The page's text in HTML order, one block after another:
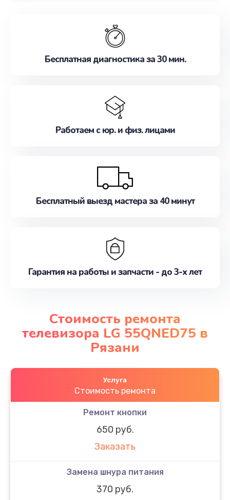
наилучшим образом. Не медлите записаться на
Бесплатная диагностика за 30 мин.
Работаем с юр. и физ. лицами
Бесплатный выезд мастера за 40 минут
Гарантия на работы и запчасти - до 3-х лет
Стоимость ремонта
телевизора LG 55QNED75 в
Рязани
Услуга
Стоимость ремонта
Ремонт кнопки
650 руб.
Заказать
Замена шнура питания
370 руб.